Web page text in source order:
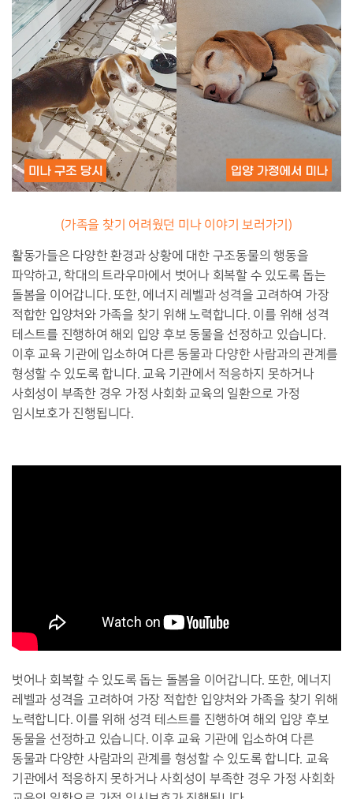
(가족을 찾기 어려웠던 미나 이야기 보러가기)
활동가들은 다양한 환경과 상황에 대한 구조동물의 행동을
파악하고, 학대의 트라우마에서 벗어나 회복할 수 있도록 돕는
돌봄을 이어갑니다. 또한, 에너지 레벨과 성격을 고려하여 가장
적합한 입양처와 가족을 찾기 위해 노력합니다. 이를 위해 성격
테스트를 진행하여 해외 입양 후보 동물을 선정하고 있습니다.
이후 교육 기관에 입소하여 다른 동물과 다양한 사람과의 관계를
형성할 수 있도록 합니다. 교육 기관에서 적응하지 못하거나
사회성이 부족한 경우 가정 사회화 교육의 일환으로 가정
임시보호가 진행됩니다.
벗어나 회복할 수 있도록 돕는 돌봄을 이어갑니다. 또한, 에너지
레벨과 성격을 고려하여 가장 적합한 입양처와 가족을 찾기 위해
노력합니다. 이를 위해 성격 테스트를 진행하여 해외 입양 후보
동물을 선정하고 있습니다. 이후 교육 기관에 입소하여 다른
동물과 다양한 사람과의 관계를 형성할 수 있도록 합니다. 교육
기관에서 적응하지 못하거나 사회성이 부족한 경우 가정 사회화